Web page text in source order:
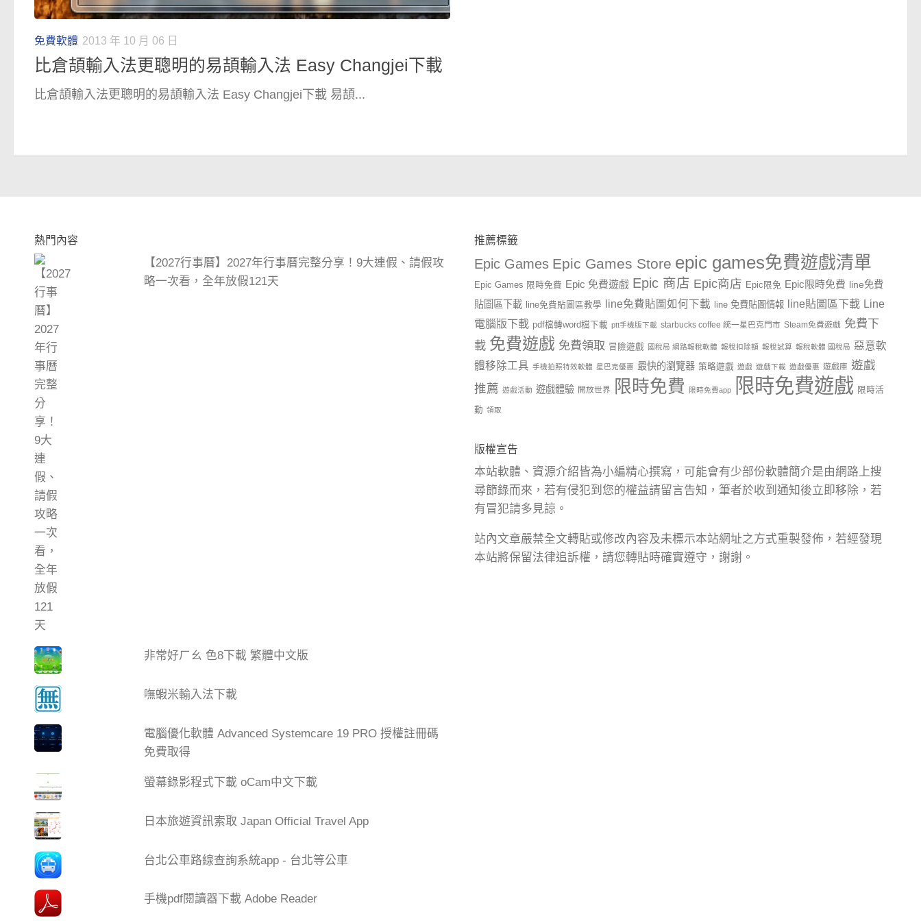
免費軟體 2013 年 10 月 06 日
比倉頡輸入法更聰明的易頡輸入法 Easy Changjei下載
比倉頡輸入法更聰明的易頡輸入法 Easy Changjei下載 易頡...
熱門內容
【2027行事曆】2027年行事曆完整分享！9大連假、請假攻
略一次看，全年放假121天
非常好ㄏㄠ 色8下載 繁體中文版
嘸蝦米輸入法下載
電腦優化軟體 Advanced Systemcare 19 PRO 授權註冊碼
免費取得
螢幕錄影程式下載 oCam中文下載
日本旅遊資訊索取 Japan Official Travel App
台北公車路線查詢系統app - 台北等公車
手機pdf閱讀器下載 Adobe Reader
推薦標籤
Epic Games Epic Games Store epic games免費遊戲清單
Epic Games 限時免費 Epic 免費遊戲 Epic 商店 Epic商店 Epic限免 Epic限時免費 line免費
貼圖區下載
line免費貼圖區教學 line免費貼圖如何下載 line 免費貼圖情報 line貼圖區下載 Line
電腦版下載 pdf檔轉word檔下載 ptt手機版下載 starbucks coffee 統一星巴克門市 Steam免費遊戲 免費下
載 免費遊戲 免費領取 冒險遊戲 國稅局 網路報稅軟體 報稅扣除額 報稅試算 報稅軟體 國稅局 惡意軟
體移除工具 手機拍照特效軟體 星巴克優惠 最快的瀏覽器 策略遊戲 遊戲 遊戲下載 遊戲優惠 遊戲庫 遊戲
推薦 遊戲活動 遊戲體驗 開放世界 限時免費 限時免費app 限時免費遊戲 限時活
動 領取
版權宣告
本站軟體、資源介紹皆為小編精心撰寫，可能會有少部份軟體簡介是由網路上搜
尋節錄而來，若有侵犯到您的權益請留言告知，筆者於收到通知後立即移除，若
有冒犯請多見諒。
站內文章嚴禁全文轉貼或修改內容及未標示本站網址之方式重製發佈，若經發現
本站將保留法律追訴權，請您轉貼時確實遵守，謝謝。